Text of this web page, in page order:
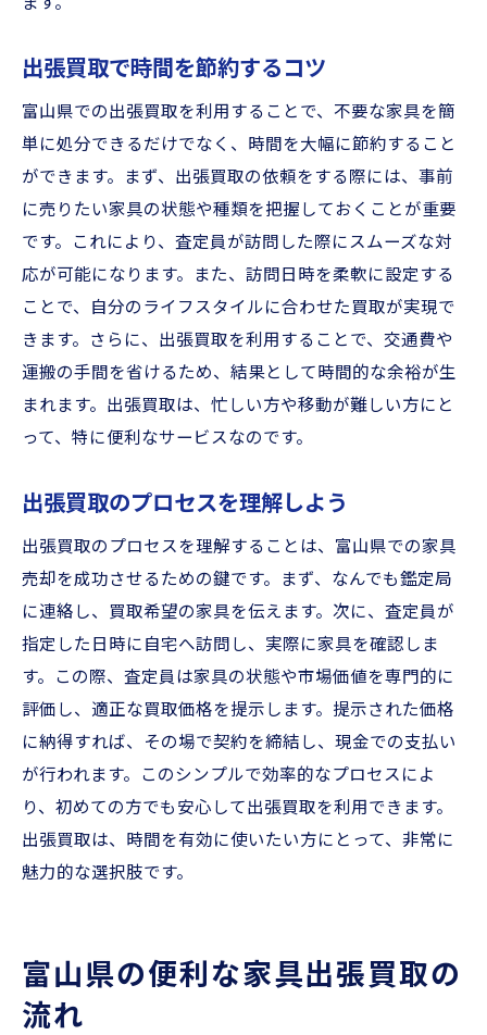
出張買取で時間を節約するコツ
富山県での出張買取を利用することで、不要な家具を簡
単に処分できるだけでなく、時間を大幅に節約すること
ができます。まず、出張買取の依頼をする際には、事前
に売りたい家具の状態や種類を把握しておくことが重要
です。これにより、査定員が訪問した際にスムーズな対
応が可能になります。また、訪問日時を柔軟に設定する
ことで、自分のライフスタイルに合わせた買取が実現で
きます。さらに、出張買取を利用することで、交通費や
運搬の手間を省けるため、結果として時間的な余裕が生
まれます。出張買取は、忙しい方や移動が難しい方にと
って、特に便利なサービスなのです。
出張買取のプロセスを理解しよう
出張買取のプロセスを理解することは、富山県での家具
売却を成功させるための鍵です。まず、なんでも鑑定局
に連絡し、買取希望の家具を伝えます。次に、査定員が
指定した日時に自宅へ訪問し、実際に家具を確認しま
す。この際、査定員は家具の状態や市場価値を専門的に
評価し、適正な買取価格を提示します。提示された価格
に納得すれば、その場で契約を締結し、現金での支払い
が行われます。このシンプルで効率的なプロセスによ
り、初めての方でも安心して出張買取を利用できます。
出張買取は、時間を有効に使いたい方にとって、非常に
魅力的な選択肢です。
富山県の便利な家具出張買取の
流れ